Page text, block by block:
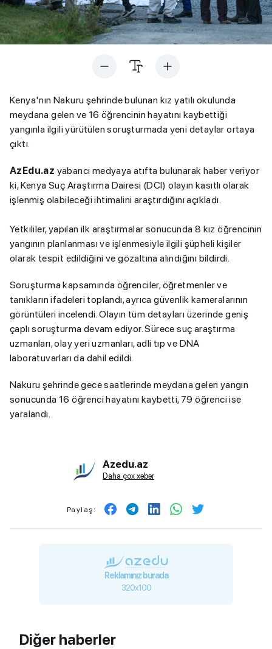
Kenya'nın Nakuru şehrinde bulunan kız yatılı okulunda
meydana gelen ve 16 öğrencinin hayatını kaybettiği
yangınla ilgili yürütülen soruşturmada yeni detaylar ortaya
çıktı.
AzEdu.az yabancı medyaya atıfta bulunarak haber veriyor
ki, Kenya Suç Araştırma Dairesi (DCI) olayın kasıtlı olarak
işlenmiş olabileceği ihtimalini araştırdığını açıkladı.
Yetkililer, yapılan ilk araştırmalar sonucunda 8 kız öğrencinin
yangının planlanması ve işlenmesiyle ilgili şüpheli kişiler
olarak tespit edildiğini ve gözaltına alındığını bildirdi.
Soruşturma kapsamında öğrenciler, öğretmenler ve
tanıkların ifadeleri toplandı, ayrıca güvenlik kameralarının
görüntüleri incelendi. Olayın tüm detayları üzerinde geniş
çaplı soruşturma devam ediyor. Sürece suç araştırma
uzmanları, olay yeri uzmanları, adli tıp ve DNA
laboratuvarları da dahil edildi.
Nakuru şehrinde gece saatlerinde meydana gelen yangın
sonucunda 16 öğrenci hayatını kaybetti, 79 öğrenci ise
yaralandı.
Azedu.az
Daha çox xəbər
Paylaş:
Reklamınız burada
320x100
Diğer haberler